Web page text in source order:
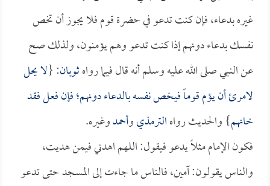
غيره بدعاء، فإن كنت تدعو في حضرة قوم فلا يجوز أن تخص
نفسك بدعاء دونهم إذا كنت تدعو وهم يؤمنون، ولذلك صح
عن النبي صلى الله عليه وسلم أنه قال فيما رواهثوبان: {لا يحل
لامرئ أن يؤم قوماً فيخص نفسه بالدعاء دونهم؛ فإن فعل فقد
خانهم} والحديث رواهالترمذيوأحمدوغيره.
فكون الإمام مثلاً يدعو فيقول: اللهم اهدني فيمن هديت،
والناس يقولون: آمين، فالناس ما جاءت إلى المسجد حتى تدعو